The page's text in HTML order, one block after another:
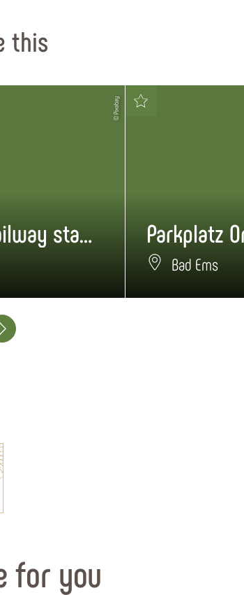
this
© Pixabay
Bad Ems main railway station
Bad Ems
for you